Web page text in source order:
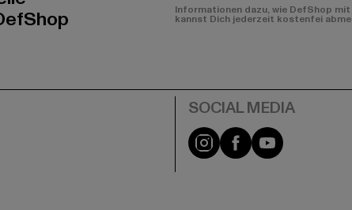
Informationen dazu, wie DefShop
kannst Dich jederzeit kostenfei
Instagram
FacebookYouTube